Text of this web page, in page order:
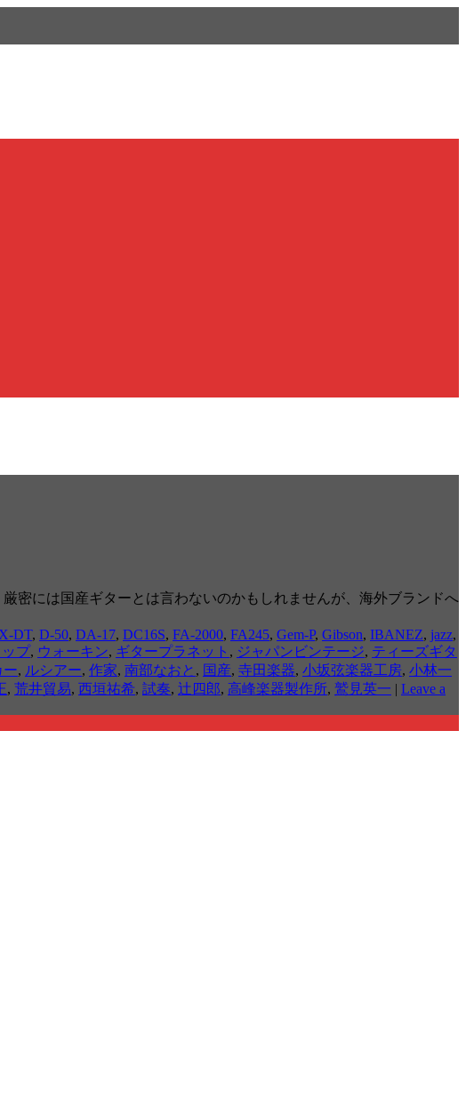
密には国産ギターとは言わないのかもしれませんが、海外ブランドへ
DT, D-50, DA-17, DC16S, FA-2000, FA245, Gem-P, Gibson, IBANEZ, jazz,
プ, ウォーキン, ギタープラネット , ジャパンビンテージ, ティーズギタ
ー, ルシアー, 作家, 南部なおと , 国産, 寺田楽器, 小坂弦楽器工房, 小林一
, 荒井貿易, 西垣祐希, 試奏, 辻四郎, 高峰楽器製作所, 鷲見英一 | Leave a